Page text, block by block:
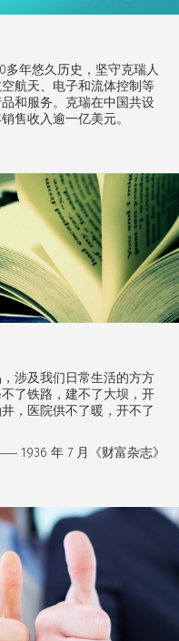
多年悠久历史，坚守克瑞人
航天、电子和流体控制等
和服务。克瑞在中国共设
售收入逾一亿美元。
涉及我们日常生活的方方
了铁路，建不了大坝，开
，医院供不了暖，开不了
1936 年 7 月《财富杂志》